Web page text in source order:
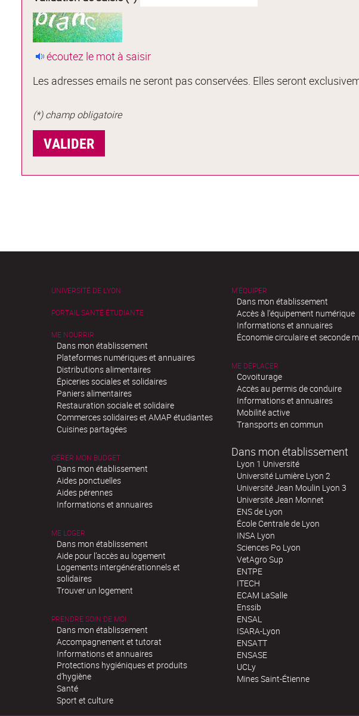
écoutez le mot à saisir
Les adresses emails ne seront pas conservées. Elles seront
(*) champ obligatoire
UNIVERSITÉ DE LYON
PORTAIL SANTÉ ÉTUDIANTE
ME NOURRIR
Dans mon établissement
Plateformes numériques et annuaires
Distributions alimentaires
Épiceries sociales et solidaires
Paniers alimentaires
Restauration sociale et solidaire
Commerces solidaires et AMAP étudiantes
Cuisines partagées
GÉRER MON BUDGET
Dans mon établissement
Aides ponctuelles
Aides pérennes
Informations et annuaires
ME LOGER
Dans mon établissement
Aide pour l’accès au logement
Logements intergénérationnels et
solidaires
Trouver un logement
PRENDRE SOIN DE MOI
Dans mon établissement
Accompagnement et tutorat
Informations et annuaires
Protections hygiéniques et produits
d’hygiène
Santé
Sport et culture
M'ÉQUIPER
Dans mon établissement
Accès à l'équipement numérique
Informations et annuaires
Économie circulaire et seconde
ME DÉPLACER
Covoiturage
Accès au permis de conduire
Informations et annuaires
Mobilité active
Transports en commun
Dans mon établissement
Lyon 1 Université
Université Lumière Lyon 2
Université Jean Moulin Lyon 3
Université Jean Monnet
ENS de Lyon
École Centrale de Lyon
INSA Lyon
Sciences Po Lyon
VetAgro Sup
ENTPE
ITECH
ECAM LaSalle
Enssib
ENSAL
ISARA-Lyon
ENSATT
ENSASE
UCLy
Mines Saint-Étienne